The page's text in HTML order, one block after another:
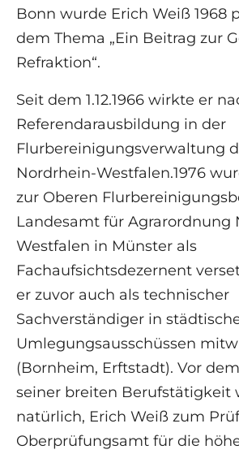
Bonn wurde Erich Weiß 1968
dem Thema „Ein Beitrag zur
Refraktion“.
Seit dem 1.12.1966 wirkte er
Referendarausbildung in der
Flurbereinigungsverwaltung
Nordrhein-Westfalen.1976
zur Oberen
Landesamt für Agrarordnung
Westfalen in Münster als
Fachaufsichtsdezernent
er zuvor auch als technischer
Sachverständiger in
Umlegungsausschüssen
(Bornheim, Erftstadt). Vor
seiner breiten Berufstätigkeit
natürlich, Erich Weiß zum
Oberprüfungsamt für die